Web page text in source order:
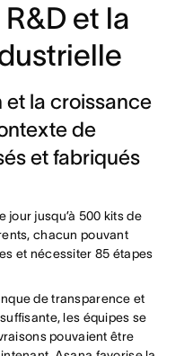
et la
et la croissance
de
et fabriqués
jour jusqu’à 500 kits de
chacun pouvant
et nécessiter 85 étapes
de transparence et
les équipes se
pouvaient être